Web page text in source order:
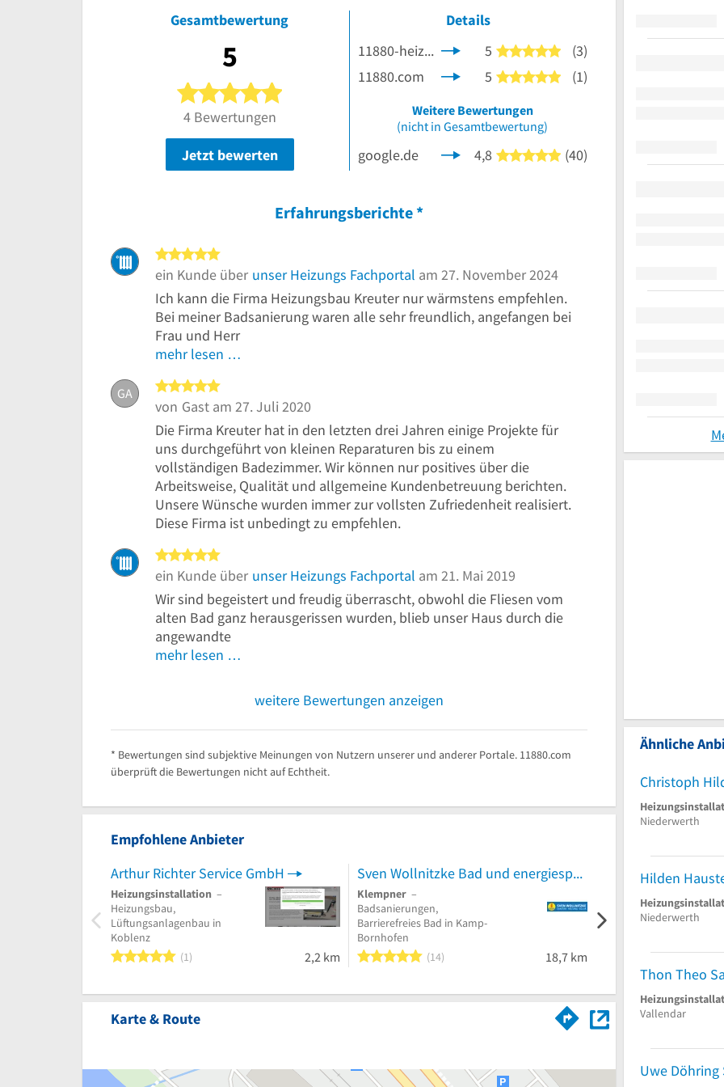
Gesamtbewertung
5
5 von 5 Sternen
4 Bewertungen
Jetzt bewerten
Details
11880-heizung.com
5 5 von 5 Sternen
(3)
11880.com
5 5 von 5 Sternen
(1)
Weitere Bewertungen
(nicht in Gesamtbewertung)
google.de 4,8 5 von 5 Sternen
(40)
Erfahrungsberichte *
ein Kunde über unser Heizungs Fachportal am 27. November 2024
Ich kann die Firma Heizungsbau Kreuter nur wärmstens empfehlen.
Bei meiner Badsanierung waren alle sehr freundlich, angefangen bei
Frau und Herr
mehr lesen …
GA
von Gast am 27. Juli 2020
Die Firma Kreuter hat in den letzten drei Jahren einige Projekte für
uns durchgeführt von kleinen Reparaturen bis zu einem
vollständigen Badezimmer. Wir können nur positives über die
Arbeitsweise, Qualität und allgemeine Kundenbetreuung berichten.
Unsere Wünsche wurden immer zur vollsten Zufriedenheit realisiert.
Diese Firma ist unbedingt zu empfehlen.
ein Kunde über unser Heizungs Fachportal am 21. Mai 2019
Wir sind begeistert und freudig überrascht, obwohl die Fliesen vom
alten Bad ganz herausgerissen wurden, blieb unser Haus durch die
angewandte
mehr lesen …
weitere Bewertungen anzeigen
* Bewertungen sind subjektive Meinungen von Nutzern unserer und anderer Portale. 11880.com
überprüft die Bewertungen nicht auf Echtheit.
Empfohlene Anbieter
Arthur Richter Service GmbH
Heizungsinstallation –
Heizungsbau,
Lüftungsanlagenbau in
Koblenz
5 von 5 Sternen
1 2,2 km
Sven Wollnitzke Bad und energiesparende Haustechnik
Klempner –
Badsanierungen,
Barrierefreies Bad in Kamp-
Bornhofen
5 von 5 Sternen
14 18,7 km
Heizung /Öl-Gasbrenner,
Sanitär Einzelhandel in
Karte & Route
Ähnliche
Niederwerth
Hilden
Niederwerth
Vallendar